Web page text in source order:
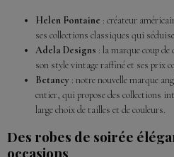
Helen Fontaine : créateur
ses collections classiques qui
Adela Designs : la marque coup
son style vintage raffiné et ses prix
Betancy : notre nouvelle marque
entier, qui propose des collections
large choix de tailles et de couleurs.
Des robes de soirée
occasions